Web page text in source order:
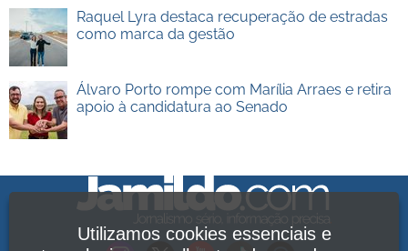
Raquel Lyra destaca recuperação de estradas
como marca da gestão
Álvaro Porto rompe com Marília Arraes e retira
apoio à candidatura ao Senado
Utilizamos cookies essenciais e